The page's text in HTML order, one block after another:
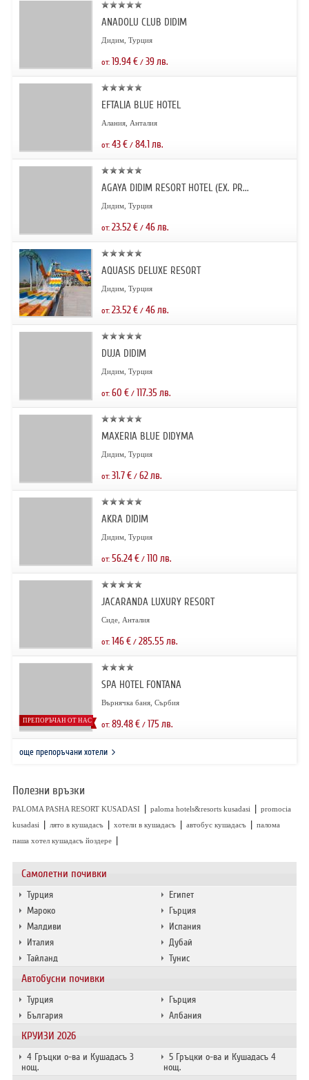
Самолетни почивки
Турция
Египет
Мароко
Гърция
Малдиви
Испания
Италия
Дубай
Тайланд
Тунис
Автобусни почивки
Турция
Гърция
България
Албания
КРУИЗИ 2026
4 Гръцки о-ва и Кушадасъ 3
нощ.
5 Гръцки о-ва и Кушадасъ 4
нощ.
ANADOLU CLUB DIDIM
Дидим, Турция
от: 19.94€/ 39 лв.
EFTALIA BLUE HOTEL
Алания, Анталия
от: 43€/ 84.1лв.
AGAYA DIDIM RESORT HOTEL (EX. PR...
Дидим, Турция
от: 23.52€/ 46лв.
AQUASIS DELUXE RESORT
Дидим, Турция
от: 23.52€/ 46лв.
DUJA DIDIM
Дидим, Турция
от: 60 €/ 117.35 лв.
MAXERIA BLUE DIDYMA
Дидим, Турция
от: 31.7€/ 62лв.
AKRA DIDIM
Дидим, Турция
от: 56.24€/ 110 лв.
JACARANDA LUXURY RESORT
Сиде, Анталия
от: 146€/ 285.55 лв.
ПРЕПОРЪЧАН ОТ НАС
SPA HOTEL FONTANA
Върнячка баня, Сърбия
от: 89.48€/ 175 лв.
още препоръчани хотели
Полезни връзки
PALOMA PASHA RESORT KUSADASI | paloma hotels&resorts kusadasi | promocia
kusadasi
| лято в кушадасъ | хотели в кушадасъ | автобус кушадасъ | палома
паша хотел кушадасъ йоздере |